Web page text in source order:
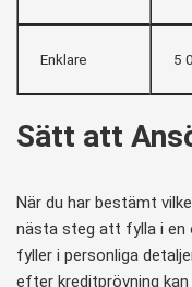
Enklare 5
Sätt att
När du har bestämt
nästa steg att fylla i en
fyller i personliga
efter kreditprövning